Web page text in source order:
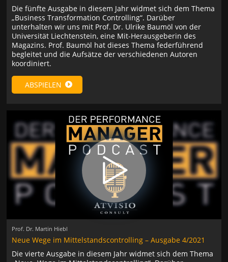
Die fünfte Ausgabe in diesem Jahr widmet sich dem Thema
„Business Transformation Controlling“. Darüber
unterhalten wir uns mit Prof. Dr. Ulrike Baumöl von der
Universität Liechtenstein, eine Mit-Herausgeberin des
Magazins. Prof. Baumöl hat dieses Thema federführend
begleitet und die Aufsätze der verschiedenen Autoren
koordiniert.
ABSPIELEN
Prof. Dr. Martin Hiebl
Neue Wege im Mittelstandscontrolling – Ausgabe 4/2021
Die vierte Ausgabe in diesem Jahr widmet sich dem Thema